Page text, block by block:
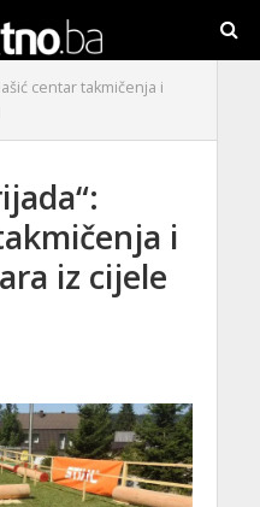
centar takmičenja i
i
iz cijele